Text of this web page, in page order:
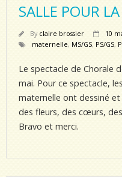
SALLE POUR
By claire brossier 10
maternelle, MS/GS, PS/GS,
Le spectacle de Chorale
mai. Pour ce spectacle,
maternelle ont dessiné
des fleurs, des cœurs,
Bravo et merci.